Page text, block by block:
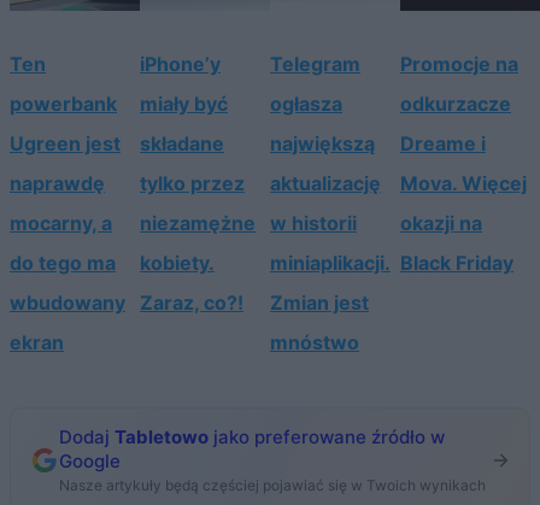
Ten
powerbank
Ugreen jest
naprawdę
mocarny, a
do tego ma
wbudowany
ekran
iPhone’y
miały być
składane
tylko przez
niezamężne
kobiety.
Zaraz, co?!
Telegram
ogłasza
największą
aktualizację
w historii
miniaplikacji.
Zmian jest
mnóstwo
Promocje na
odkurzacze
Dreame i
Mova. Więcej
okazji na
Black Friday
Dodaj Tabletowo jako preferowane źródło w
Google
Nasze artykuły będą częściej pojawiać się w Twoich wynikach